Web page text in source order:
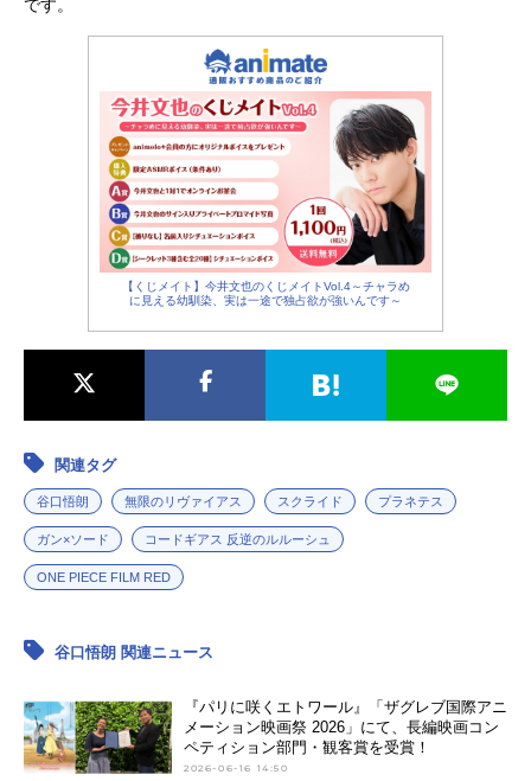
間見えるシャンクスの影。音楽の
島・エレジアで再会したルフィとウ
タの出会いは12年前のフーシャ村へ
と遡る。作品名ONEPIECEFILMRED
放送形態劇場版アニメシリーズONEP
IECEスケジュール2022年8月6日
（土）キャストモンキー・D・ルフ
ィ：田中真弓ロロノア・ゾロ：中井
和哉ナミ：岡村明美ウソップ：山口
勝平サンジ：平田広明トニートニ
ー・チョッパー：大谷育江ニコ・ロ
ビン：山口由里子フランキー：矢尾
亀克寿ウタ：名塚佳織／Adoゴード
です。
【くじメイト】今井文也のくじメイトVol.4～チャラめ
に見える幼馴染、実は一途で独占欲が強いんです～
関連タグ
谷口悟朗 無限のリヴァイアス スクライド プラネテス
ガン×ソード コードギアス 反逆のルルーシュ
ONE PIECE FILM RED
谷口悟朗 関連ニュース
『パリに咲くエトワール』「ザグレブ国際アニ
メーション映画祭 2026」にて、長編映画コン
ペティション部門・観客賞を受賞！
2026-06-16 14:50